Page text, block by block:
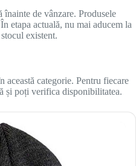
de vânzare. Produsele
etapa actuală, nu mai aducem la
existent.
categorie. Pentru fiecare
și poți verifica disponibilitatea.